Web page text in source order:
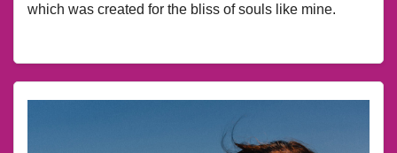
which was created for the bliss of souls like mine.